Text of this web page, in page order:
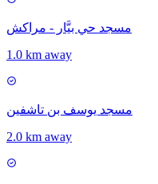
مسجد حي بيَّار - مراكش
1.0 km away
مسجد يوسف بن تاشفين
2.0 km away